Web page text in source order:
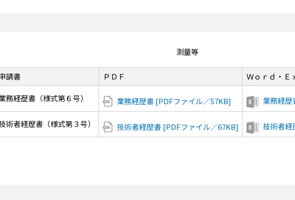
測量等
請書 ＰＤＦ Ｗｏｒｄ・Ｅ
務経歴書（様式第６号） 業務経歴書 [PDFファイル／57KB] 業務経
術者経歴書（様式第３号） 技術者経歴書 [PDFファイル／67KB] 技術者